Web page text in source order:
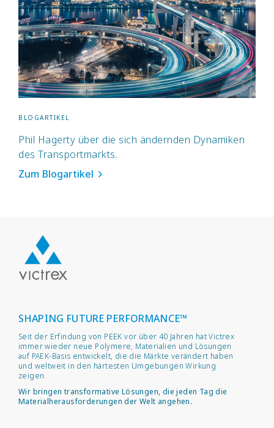
BLOGARTIKEL
Phil Hagerty über die sich ändernden Dynamiken
des Transportmarkts.
Zum Blogartikel
SHAPING FUTURE PERFORMANCE™
Seit der Erfindung von PEEK vor über 40 Jahren hat Victrex
immer wieder neue Polymere, Materialien und Lösungen
auf PAEK-Basis entwickelt, die die Märkte verändert haben
und weltweit in den härtesten Umgebungen Wirkung
zeigen.
Wir bringen transformative Lösungen, die jeden Tag die
Materialherausforderungen der Welt angehen.